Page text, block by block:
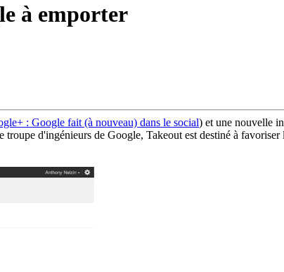
à emporter
: Google fait (à nouveau) dans le social) et une nouvelle
d'ingénieurs de Google, Takeout est destiné à